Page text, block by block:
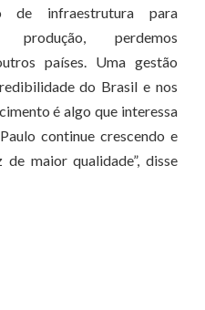
de infraestrutura para
perdemos
países. Uma gestão
do Brasil e nos
é algo que interessa
continue crescendo e
maior qualidade”, disse